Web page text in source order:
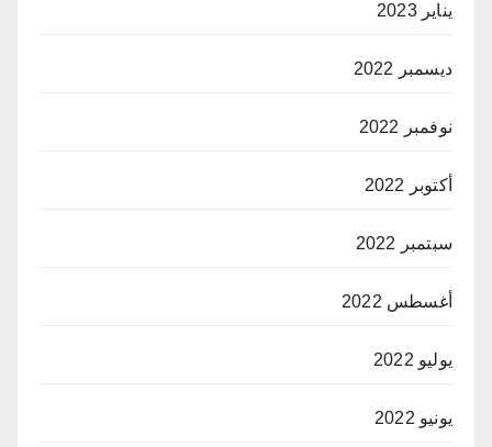
يناير 2023
ديسمبر 2022
نوفمبر 2022
أكتوبر 2022
سبتمبر 2022
أغسطس 2022
يوليو 2022
يونيو 2022